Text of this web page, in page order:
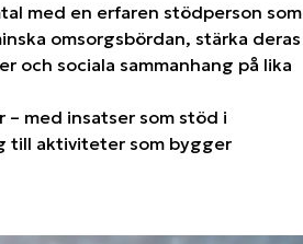
med en erfaren stödperson som
omsorgsbördan, stärka deras
och sociala sammanhang på lika
med insatser som stöd i
till aktiviteter som bygger